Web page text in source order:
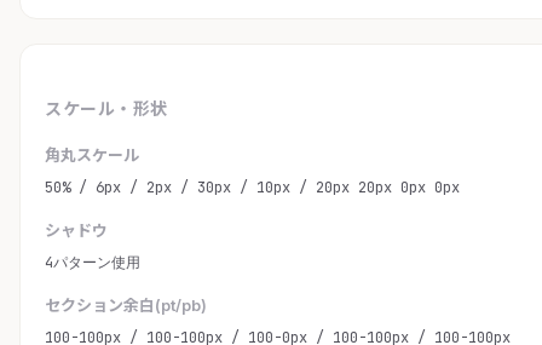
スケール・形状
角丸スケール
50% / 6px / 2px / 30px / 10px / 20px 20px 0px 0px
シャドウ
4パターン使用
セクション余白(pt/pb)
100-100px / 100-100px / 100-0px / 100-100px / 100-100px